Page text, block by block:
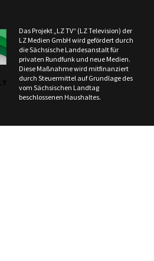
Das Projekt „LZ TV“ (LZ Television) der
LZ Medien GmbH wird gefördert durch
die Sächsische Landesanstalt für
privaten Rundfunk und neue Medien.
Diese Maßnahme wird mitfinanziert
durch Steuermittel auf Grundlage des
vom Sächsischen Landtag
beschlossenen Haushaltes.